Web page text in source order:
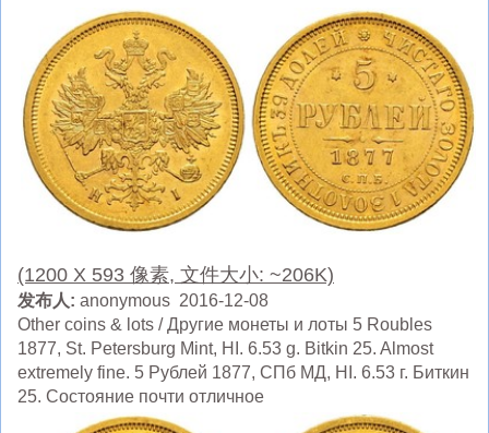
(1200 X 593 像素, 文件大小: ~206K)
发布人: anonymous 2016-12-08
Other coins & lots / Другие монеты и лоты 5 Roubles
1877, St. Petersburg Mint, HI. 6.53 g. Bitkin 25. Almost
extremely fine. 5 Рублей 1877, СПб МД, HI. 6.53 г. Биткин
25. Состояние почти отличное